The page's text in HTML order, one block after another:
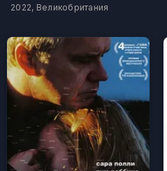
2022, Великобритания